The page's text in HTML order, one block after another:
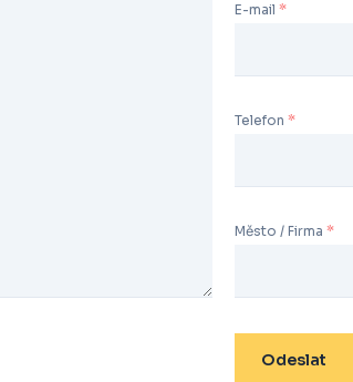
E-mail
Telefon
Město / Firma
Odeslat